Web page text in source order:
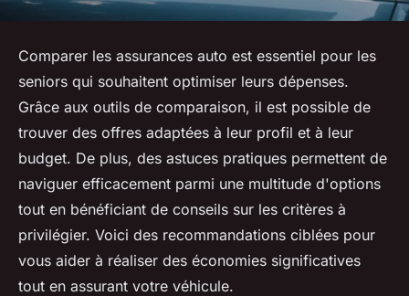
Comparer les assurances auto est essentiel pour les
seniors qui souhaitent optimiser leurs dépenses.
Grâce aux outils de comparaison, il est possible de
trouver des offres adaptées à leur profil et à leur
budget. De plus, des astuces pratiques permettent de
naviguer efficacement parmi une multitude d'options
tout en bénéficiant de conseils sur les critères à
privilégier. Voici des recommandations ciblées pour
vous aider à réaliser des économies significatives
tout en assurant votre véhicule.